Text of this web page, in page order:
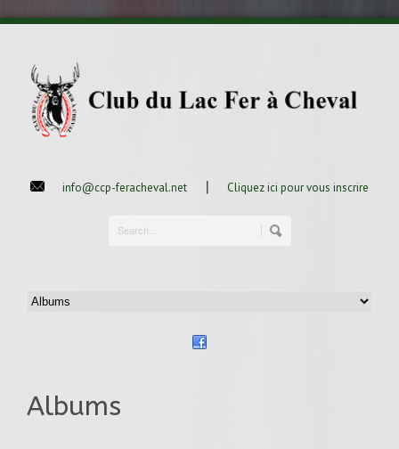
info@ccp-feracheval.net | Cliquez ici pour vous inscrire
Albums